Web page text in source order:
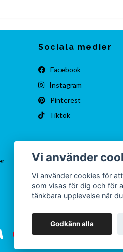
Sociala medier
Facebook
Instagram
Pinterest
Tiktok
Vi använder
Vi använder cookies för
som visas för dig och för
tänkbara upplevelse när
Godkänn alla